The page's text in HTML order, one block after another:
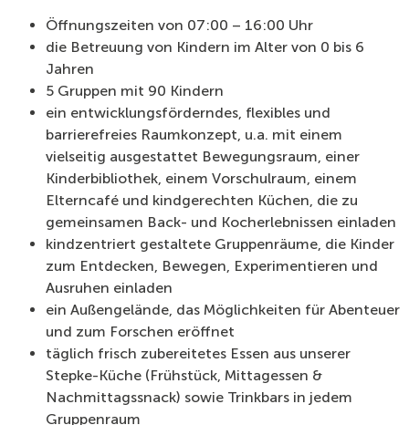
Öffnungszeiten von 07:00 – 16:00 Uhr
die Betreuung von Kindern im Alter von 0 bis 6
Jahren
5 Gruppen mit 90 Kindern
ein entwicklungsförderndes, flexibles und
barrierefreies Raumkonzept, u.a. mit einem
vielseitig ausgestattet Bewegungsraum, einer
Kinderbibliothek, einem Vorschulraum, einem
Elterncafé und kindgerechten Küchen, die zu
gemeinsamen Back- und Kocherlebnissen einladen
kindzentriert gestaltete Gruppenräume, die Kinder
zum Entdecken, Bewegen, Experimentieren und
Ausruhen einladen
ein Außengelände, das Möglichkeiten für Abenteuer
und zum Forschen eröffnet
täglich frisch zubereitetes Essen aus unserer
Stepke-Küche (Frühstück, Mittagessen &
Nachmittagssnack) sowie Trinkbars in jedem
Gruppenraum